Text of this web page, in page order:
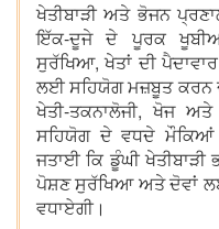
ਖੇਤੀਬਾੜੀ ਅਤੇ ਭੋਜਨ
ਇੱਕ-ਦੂਜੇ ਦੇ ਪੂਰਕ
ਸੁਰੱਖਿਆ, ਖੇਤਾਂ ਦੀ
ਲਈ ਸਹਿਯੋਗ ਮਜ਼ਬੂਤ ਕਰਨ
ਖੇਤੀ-ਤਕਨਾਲੋਜੀ, ਖੋਜ
ਸਹਿਯੋਗ ਦੇ ਵਧਦੇ ਮੌਕਿਆਂ
ਜਤਾਈ ਕਿ ਡੂੰਘੀ ਖੇਤੀਬਾੜੀ
ਪੋਸ਼ਣ ਸੁਰੱਖਿਆ ਅਤੇ ਦੋਵਾਂ
ਵਧਾਏਗੀ।